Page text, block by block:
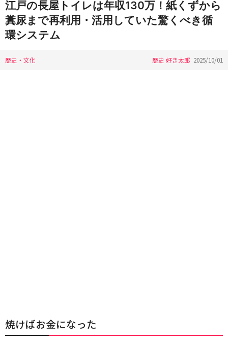
江戸の長屋トイレは年収130万！紙くずから
糞尿まで再利用・活用していた驚くべき循
環システム
歴史・文化 歴史 好き太郎 2025/10/01
焼けばお金になった